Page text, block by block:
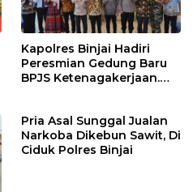
Kapolres Binjai Hadiri
Peresmian Gedung Baru
BPJS Ketenagakerjaan.
Pria Asal Sunggal Jualan
Narkoba Dikebun Sawit, Di
Ciduk Polres Binjai